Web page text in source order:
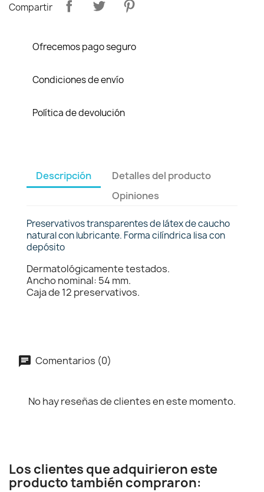
Compartir
Ofrecemos pago seguro
Condiciones de envío
Política de devolución
Descripción
Detalles del producto
Opiniones
Preservativos transparentes de látex de caucho
natural con lubricante. Forma cilíndrica lisa con
depósito
Dermatológicamente testados.
Ancho nominal: 54 mm.
Caja de 12 preservativos.
Comentarios (0)
No hay reseñas de clientes en este momento.
Los clientes que adquirieron este
producto también compraron: